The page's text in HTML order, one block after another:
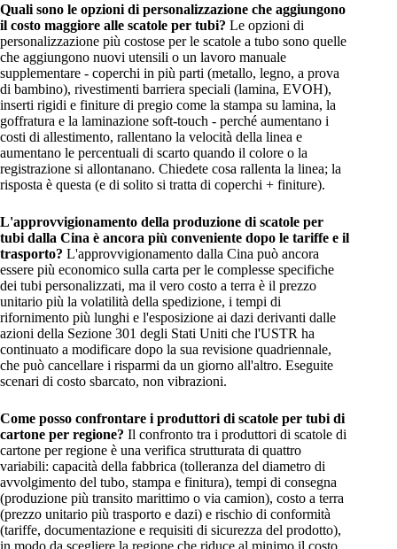
Quali sono le opzioni di personalizzazione che aggiungono
il costo maggiore alle scatole per tubi? Le opzioni di
personalizzazione più costose per le scatole a tubo sono quelle
che aggiungono nuovi utensili o un lavoro manuale
supplementare - coperchi in più parti (metallo, legno, a prova
di bambino), rivestimenti barriera speciali (lamina, EVOH),
inserti rigidi e finiture di pregio come la stampa su lamina, la
goffratura e la laminazione soft-touch - perché aumentano i
costi di allestimento, rallentano la velocità della linea e
aumentano le percentuali di scarto quando il colore o la
registrazione si allontanano. Chiedete cosa rallenta la linea; la
risposta è questa (e di solito si tratta di coperchi + finiture).
L'approvvigionamento della produzione di scatole per
tubi dalla Cina è ancora più conveniente dopo le tariffe e il
trasporto? L'approvvigionamento dalla Cina può ancora
essere più economico sulla carta per le complesse specifiche
dei tubi personalizzati, ma il vero costo a terra è il prezzo
unitario più la volatilità della spedizione, i tempi di
rifornimento più lunghi e l'esposizione ai dazi derivanti dalle
azioni della Sezione 301 degli Stati Uniti che l'USTR ha
continuato a modificare dopo la sua revisione quadriennale,
che può cancellare i risparmi da un giorno all'altro. Eseguite
scenari di costo sbarcato, non vibrazioni.
Come posso confrontare i produttori di scatole per tubi di
cartone per regione? Il confronto tra i produttori di scatole di
cartone per regione è una verifica strutturata di quattro
variabili: capacità della fabbrica (tolleranza del diametro di
avvolgimento del tubo, stampa e finitura), tempi di consegna
(produzione più transito marittimo o via camion), costo a terra
(prezzo unitario più trasporto e dazi) e rischio di conformità
(tariffe, documentazione e requisiti di sicurezza del prodotto),
in modo da scegliere la regione che riduce al minimo il costo